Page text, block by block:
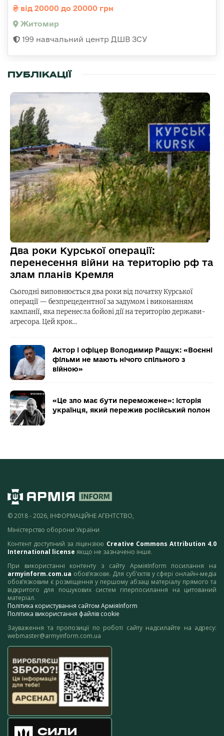
від 20000 до 20000 грн
Житомир
199 навчальний центр ДШВ ЗСУ
ПУБЛІКАЦІЇ
Два роки Курської операції:
перенесення війни на територію рф та
злам планів Кремля
Сьогодні виповнюється два роки від початку Курської
операції — безпрецедентної за задумом і виконанням
кампанії, яка перенесла бойові дії на територію держави-
агресора. Цей крок…
Актор і офіцер Володимир Ращук: «Воєнні
фільми не мають нічого спільного з
війною»
«Це зло має бути переможене»: історія
українця, який пережив російський полон
© 2018 - 2026, ІНФОРМАЦІЙНЕ АГЕНТСТВО,
Міністерство оборони України
Контент доступний за ліцензією Creative Commons Attribution 4.0
International license якщо не зазначено інше.
При використанні контенту з сайту АрміяInform посилання на
armyinform.com.ua обов’язкове. Для суб’єктів у сфері онлайн-медіа
обов’язковим є розміщення у першому абзаці матеріалу прямого та
відкритого для пошукових систем гіперпосилання на цитований
матеріал.
Політика користування сайтом АрміяInform
Політика використання файлів cookie
Зауваження та пропозиції по роботі сайту надсилайте на адресу:
webmaster@armyinform.com.ua